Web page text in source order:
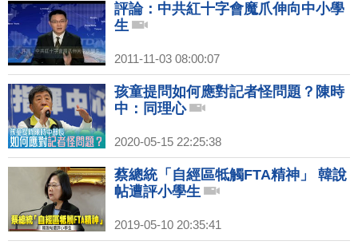
評論：中共紅十字會魔爪伸向中小學
生
2011-11-03 08:00:07
孩童提問如何應對記者怪問題？陳時
中：同理心
2020-05-15 22:25:38
蔡總統「自經區牴觸FTA精神」 韓說
帖遭評小學生
2019-05-10 20:35:41